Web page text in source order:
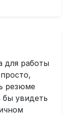
для работы
резюме
бы увидеть